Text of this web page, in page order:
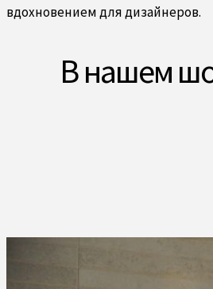
вдохновением для дизайнеров.
В нашем